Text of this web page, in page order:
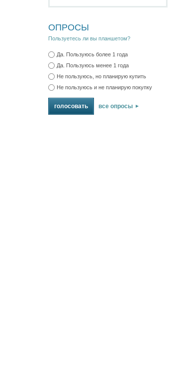
ОПРОСЫ
Пользуетесь ли вы планшетом?
Да. Пользуюсь более 1 года
Да. Пользуюсь менее 1 года
Не пользуюсь, но планирую купить
Не пользуюсь и не планирую покупку
все опросы